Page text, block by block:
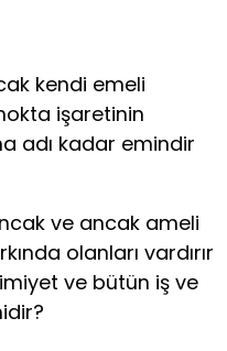
kendi emeli
işaretinin
adı kadar emindir
ve ancak ameli
olanları vardırır
ve bütün iş ve